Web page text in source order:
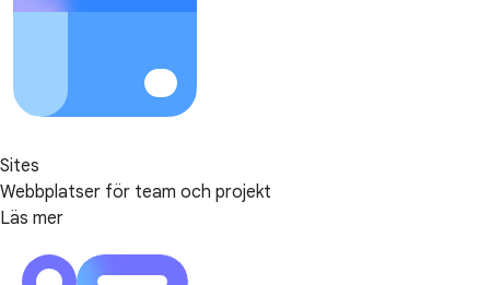
Sites
Webbplatser för team och projekt
Läs mer